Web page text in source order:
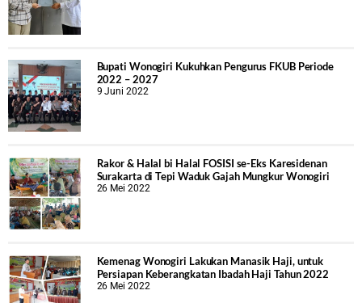
Bupati Wonogiri Kukuhkan Pengurus FKUB Periode
2022 – 2027
9 Juni 2022
Rakor & Halal bi Halal FOSISI se-Eks Karesidenan
Surakarta di Tepi Waduk Gajah Mungkur Wonogiri
26 Mei 2022
Kemenag Wonogiri Lakukan Manasik Haji, untuk
Persiapan Keberangkatan Ibadah Haji Tahun 2022
26 Mei 2022